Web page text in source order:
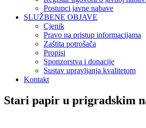
Postupci javne nabave
SLUŽBENE OBJAVE
Cjenik
Pravo na pristup informacijama
Zaštita potrošača
Propisi
Sponzorstva i donacije
Sustav upravljanja kvalitetom
Kontakt
Stari papir u prigradskim